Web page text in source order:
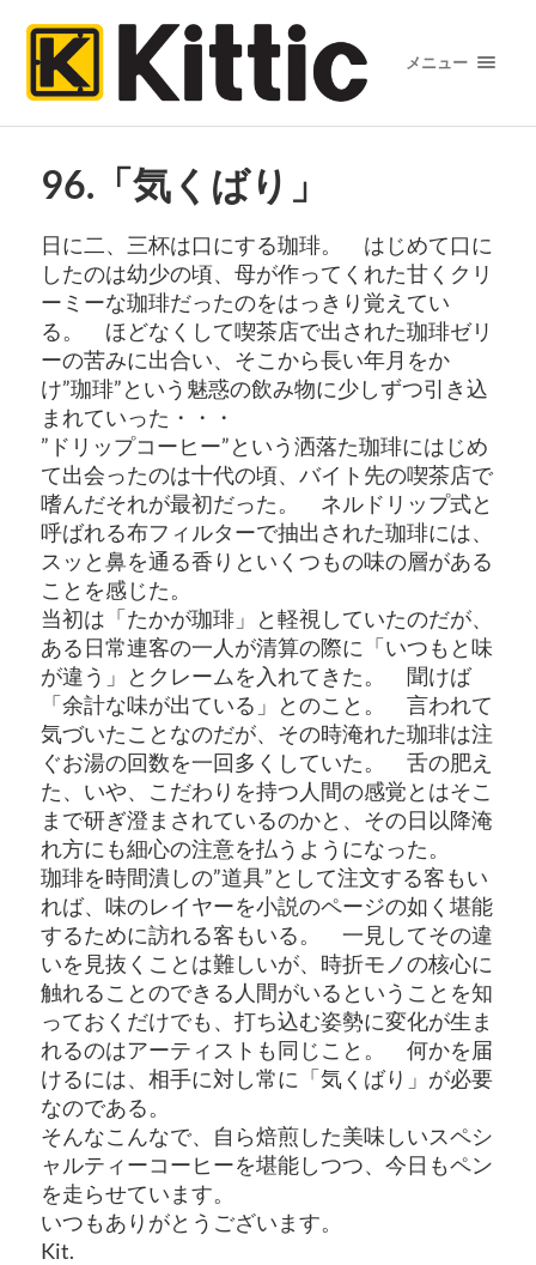
メニュー
96.「気くばり」
日に二、三杯は口にする珈琲。 はじめて口に
したのは幼少の頃、 母が作ってくれた甘くクリ
ーミーな珈琲だったのをはっきり覚えてい
る。 ほどなくして喫茶店で出された珈琲ゼリ
ーの苦みに出合い、 そこから長い年月をか
け”珈琲”という魅惑の飲み物に少しずつ引き込
まれていった・・・
”ドリップコーヒー”という洒落た珈琲にはじめ
て出会ったのは十代の頃、 バイト先の喫茶店で
嗜んだそれが最初だった。 ネルドリップ式と
呼ばれる布フィルターで抽出された珈琲には、
スッと鼻を通る香りといくつもの味の層がある
ことを感じた。
当初は「たかが珈琲」と軽視していたのだが、
ある日常連客の一人が清算の際に「いつもと味
が違う」 とクレームを入れてきた。 聞けば
「余計な味が出ている」とのこと。 言われて
気づいたことなのだが、 その時淹れた珈琲は注
ぐお湯の回数を一回多くしていた。 舌の肥え
た、いや、
こだわりを持つ人間の感覚とはそこ
まで研ぎ澄まされているのかと 、その日以降淹
れ方にも細心の注意を払うようになった。
珈琲を時間潰しの”道具”として注文する客もい
れば、 味のレイヤーを小説のページの如く堪能
するために訪れる客もいる。 一見してその違
いを見抜くことは難しいが、 時折モノの核心に
触れることのできる人間がいるということを知
っておくだけでも、打ち込む姿勢に変化が生ま
れるのはアーティストも同 じこと。 何かを届
けるには、相手に対し常に「気くばり」が必要
なのである。
そんなこんなで、自ら焙煎した美味しいスペシ
ャルティーコーヒーを堪能しつつ、今日もペン
を走らせています。
いつもありがとうございます。
Kit.